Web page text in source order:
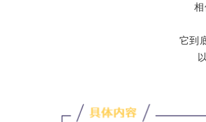
它到